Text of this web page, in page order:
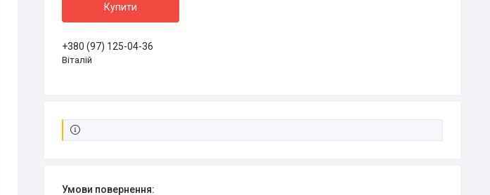
Купити
+380 (97) 125-04-36
Віталій